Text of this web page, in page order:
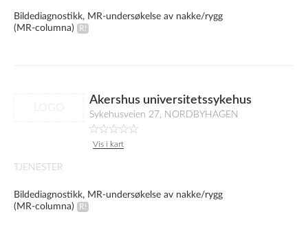
Bildediagnostikk, MR-undersøkelse av nakke/rygg
(MR-columna)
Akershus universitetssykehus
Sykehusveien 27, NORDBYHAGEN
Vis i kart
TJENESTER
Bildediagnostikk, MR-undersøkelse av nakke/rygg
(MR-columna)